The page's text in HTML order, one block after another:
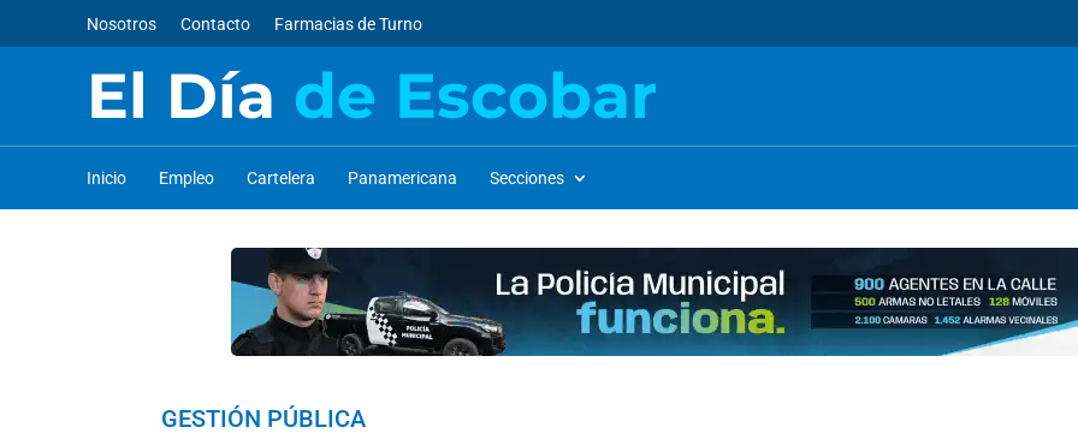
Nosotros Contacto Farmacias de Turno
El Día de Escobar
Inicio Empleo Cartelera Panamericana Secciones
GESTIÓN PÚBLICA